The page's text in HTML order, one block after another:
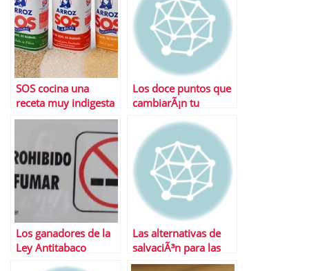
SOS cocina una
receta muy indigesta
para Ruiz-Mateos
Los doce puntos que
cambiarÃ¡n tu
reforma
Los ganadores de la
Ley Antitabaco
Las alternativas de
salvaciÃ³n para las
cajas de ahorro